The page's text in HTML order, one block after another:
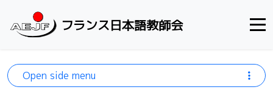
フランス日本語教師会
Open side menu